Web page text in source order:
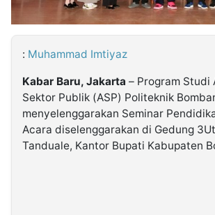
: Muhammad Imtiyaz
Kabar Baru, Jakarta – Program Studi
Sektor Publik (ASP) Politeknik
menyelenggarakan Seminar
Acara diselenggarakan di Gedung
Tanduale, Kantor Bupati Kabupaten